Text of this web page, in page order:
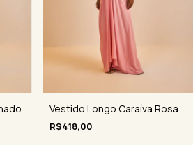
Vestido Longo Caraíva Rosa
R$418,00